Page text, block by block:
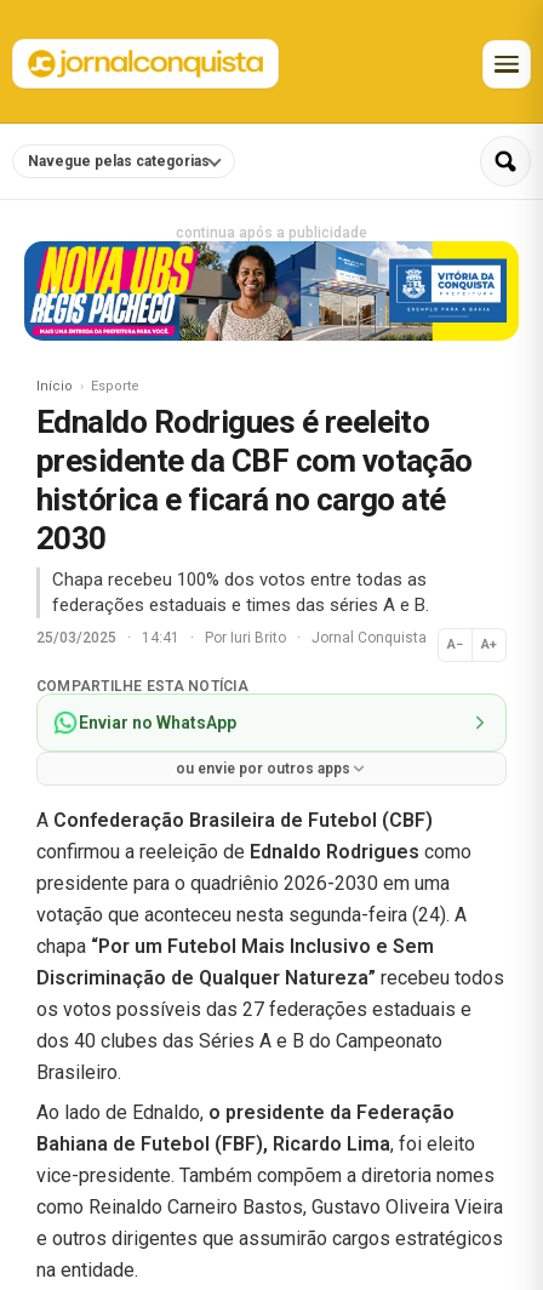
Navegue pelas categorias
continua após a publicidade
Início Esporte
Ednaldo Rodrigues é reeleito
presidente da CBF com votação
histórica e ficará no cargo até
2030
Chapa recebeu 100% dos votos entre todas as
federações estaduais e times das séries A e B.
25/03/2025 · 14:41 · Por Iuri Brito · Jornal Conquista A− A+
Normal
COMPARTILHE ESTA NOTÍCIA
Enviar no WhatsApp
ou envie por outros apps
A Confederação Brasileira de Futebol (CBF)
confirmou a reeleição de Ednaldo Rodrigues como
presidente para o quadriênio 2026-2030 em uma
votação que aconteceu nesta segunda-feira (24). A
chapa “Por um Futebol Mais Inclusivo e Sem
Discriminação de Qualquer Natureza” recebeu todos
os votos possíveis das 27 federações estaduais e
dos 40 clubes das Séries A e B do Campeonato
Brasileiro.
Ao lado de Ednaldo, o presidente da Federação
Bahiana de Futebol (FBF), Ricardo Lima, foi eleito
vice-presidente. Também compõem a diretoria nomes
como Reinaldo Carneiro Bastos, Gustavo Oliveira Vieira
e outros dirigentes que assumirão cargos estratégicos
na entidade.